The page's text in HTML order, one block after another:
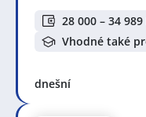
28 000 – 34 989
Vhodné také
dnešní